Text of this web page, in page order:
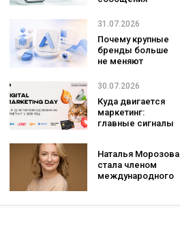
основных чатов:
бизнеса
31.07.2026
Почему крупные
бренды больше
не меняют
три года
30.07.2026
Куда двигается
маркетинг:
главные сигналы
Day от GoIT
Наталья Морозова
стала членом
международного
Effie Awards